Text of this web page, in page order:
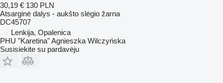
30,19 € 130 PLN
Atsarginė dalys - aukšto slėgio žarna
DC45707
Lenkija, Opalenica
PHU "Karetina" Agnieszka Wilczyńska
Susisiekite su pardavėju